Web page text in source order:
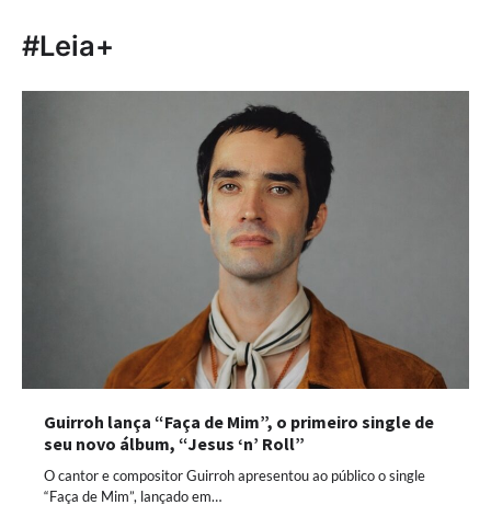
#Leia+
Guirroh lança “Faça de Mim”, o primeiro single de
seu novo álbum, “Jesus ‘n’ Roll”
O cantor e compositor Guirroh apresentou ao público o single
“Faça de Mim”, lançado em…